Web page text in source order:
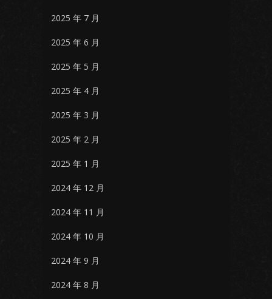
2025 年 7 月
2025 年 6 月
2025 年 5 月
2025 年 4 月
2025 年 3 月
2025 年 2 月
2025 年 1 月
2024 年 12 月
2024 年 11 月
2024 年 10 月
2024 年 9 月
2024 年 8 月